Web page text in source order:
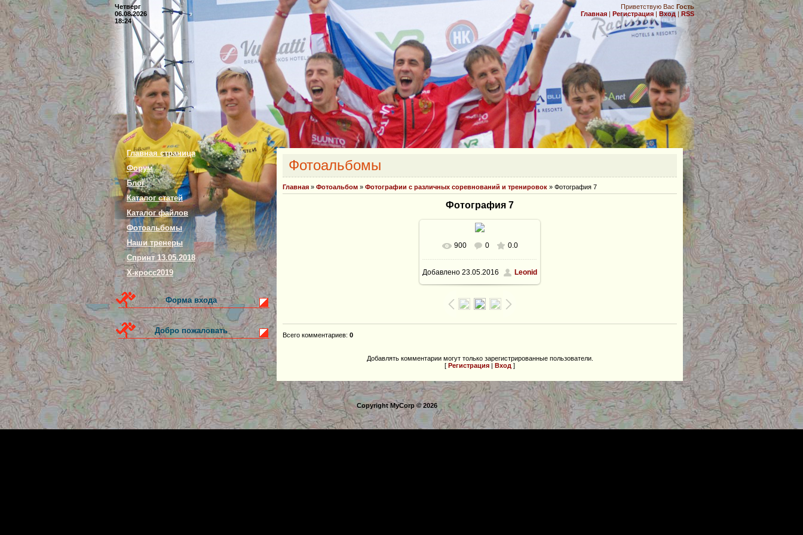
Четверг
06.08.2026
18:24
Приветствую Вас Гость
Главная | Регистрация | Вход | RSS
Главная страница
Форум
Блог
Каталог статей
Каталог файлов
Фотоальбомы
Наши тренеры
Спринт 13.05.2018
Х-кросс2019
Форма входа
Добро пожаловать
Фотоальбомы
Главная » Фотоальбом » Фотографии с различных соревнований и тренировок » Фотография 7
Фотография 7
В реальном размере
1600x1200/ 295.1Kb
900 0 0.0
Добавлено 23.05.2016 Leonid
Всего комментариев: 0
Добавлять комментарии могут только зарегистрированные пользователи.
[ Регистрация | Вход ]
Copyright MyCorp © 2026